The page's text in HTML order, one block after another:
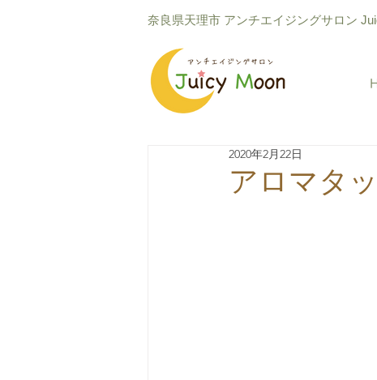
奈良県天理市 アンチエイジングサロン
アロマタ
2020年2月22日